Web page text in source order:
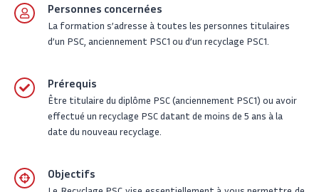
Personnes concernées
La formation s’adresse à toutes les personnes titulaires
d’un PSC, anciennement PSC1 ou d’un recyclage PSC1.
Prérequis
Être titulaire du diplôme PSC (anciennement PSC1) ou avoir
effectué un recyclage PSC datant de moins de 5 ans à la
date du nouveau recyclage.
Objectifs